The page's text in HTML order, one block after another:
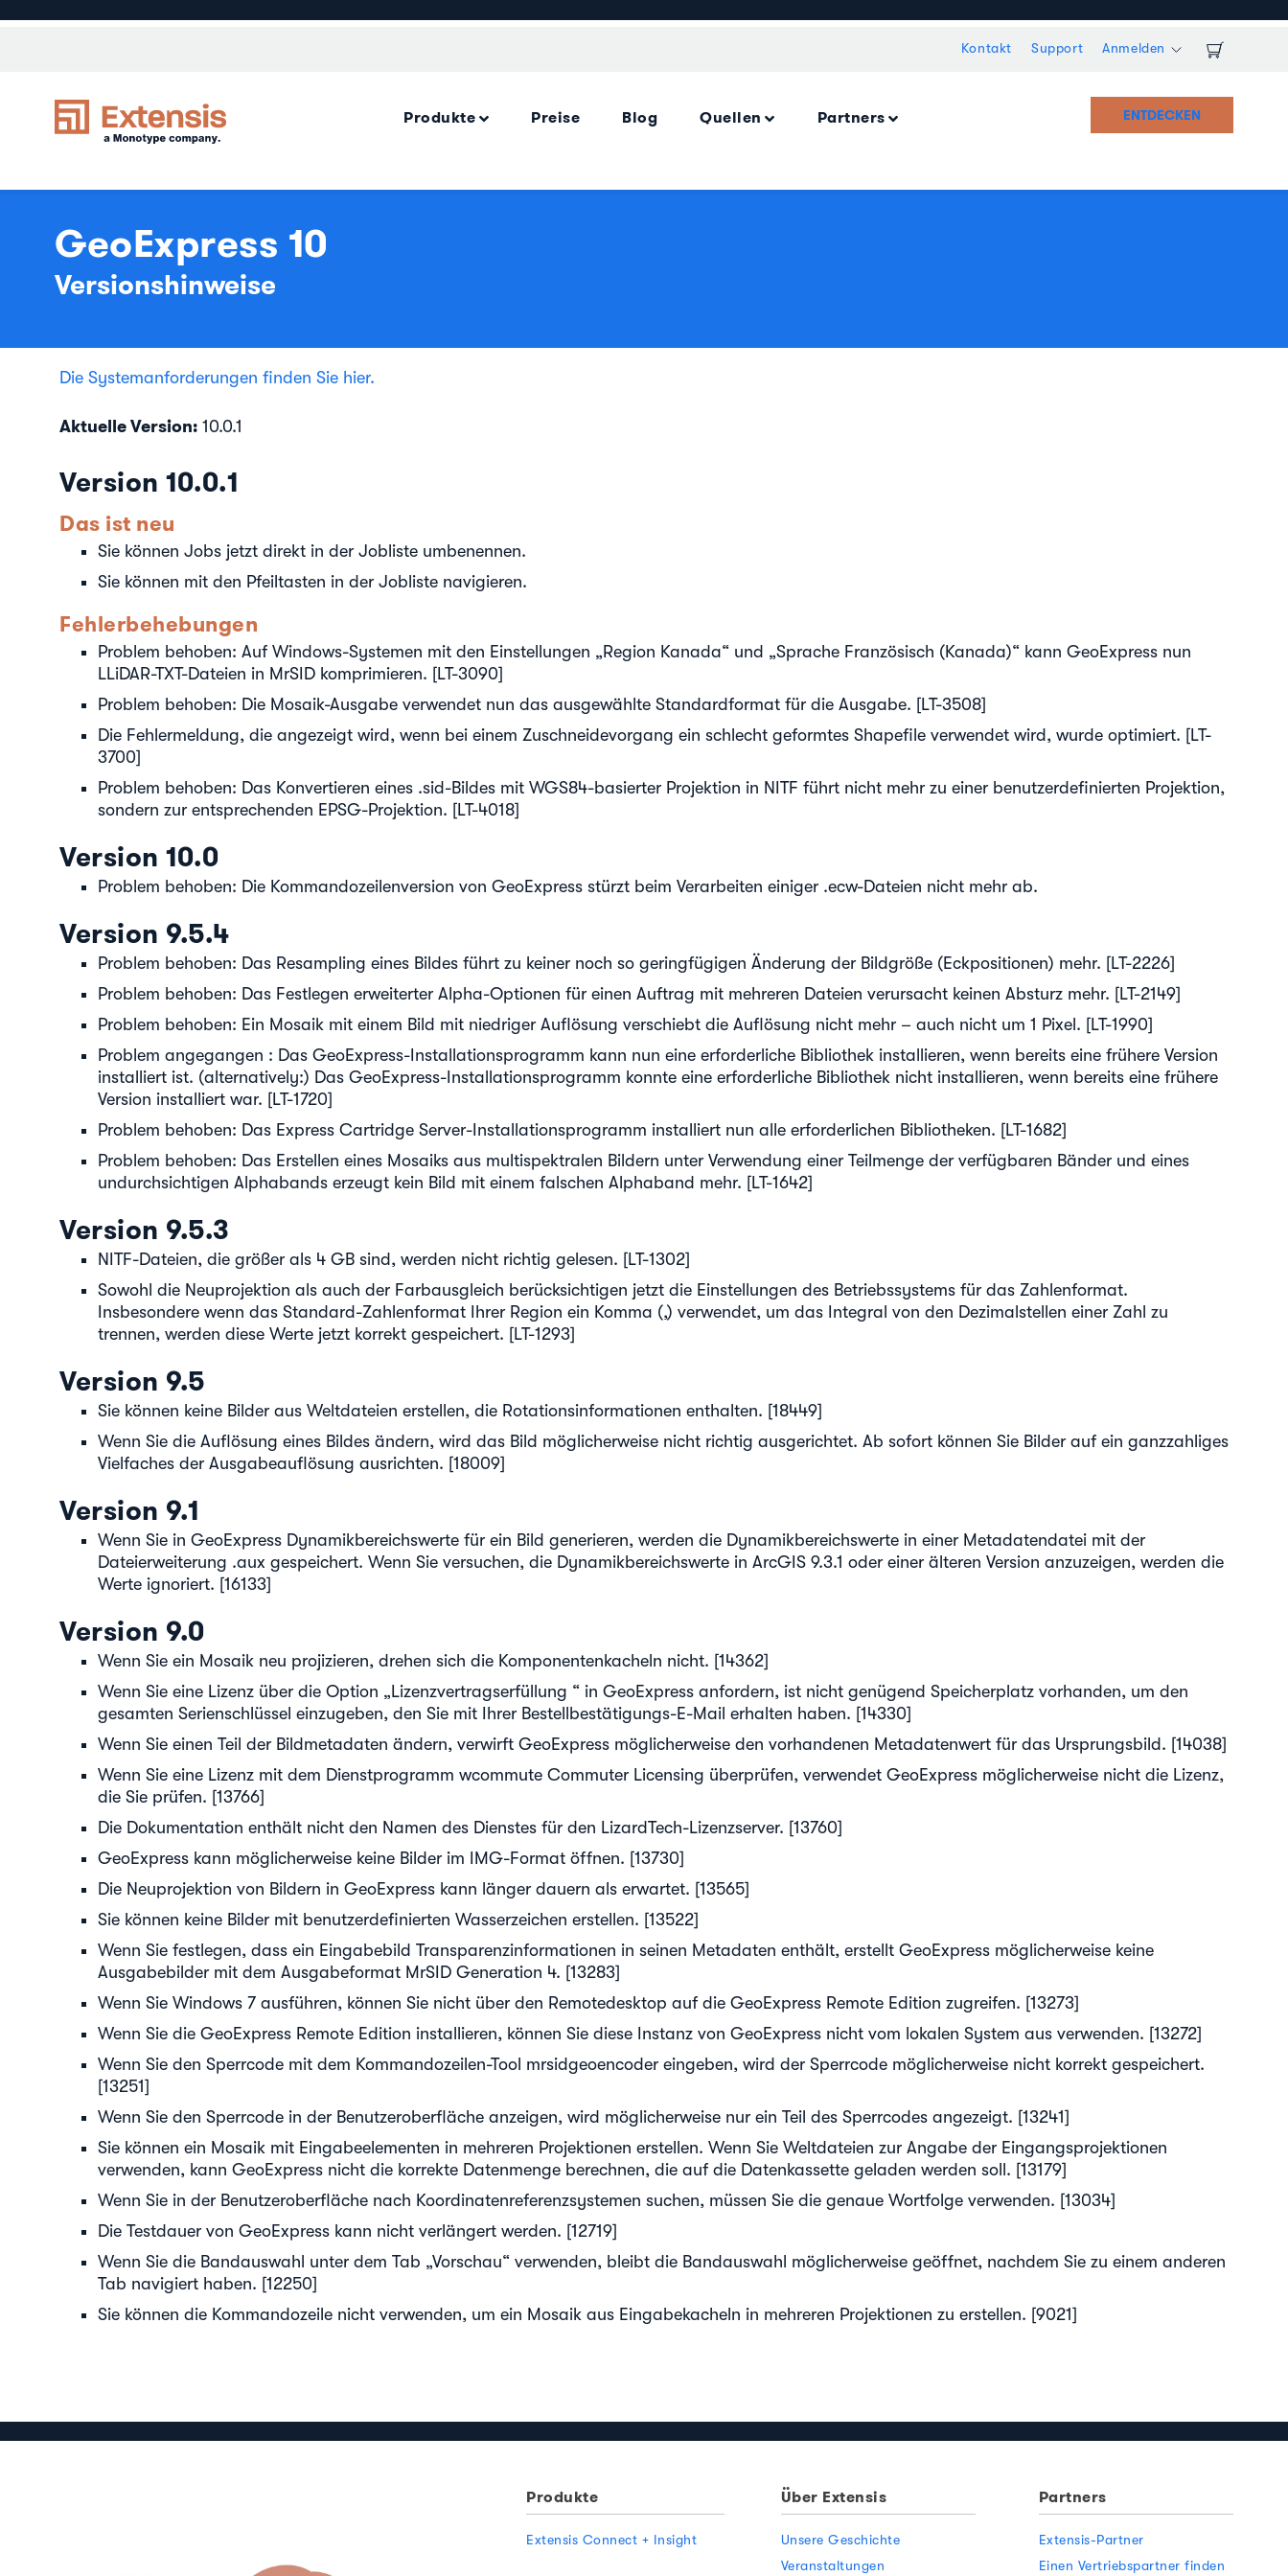
Kontakt Support Anmelden
Produkte Preise Blog Quellen Partners ENTDECKEN
GeoExpress 10
Versionshinweise
Die Systemanforderungen finden Sie hier.
Aktuelle Version: 10.0.1
Version 10.0.1
Das ist neu
Sie können Jobs jetzt direkt in der Jobliste umbenennen.
Sie können mit den Pfeiltasten in der Jobliste navigieren.
Fehlerbehebungen
Problem behoben: Auf Windows-Systemen mit den Einstellungen „Region Kanada“ und „Sprache Französisch (Kanada)“ kann GeoExpress nun
LLiDAR-TXT-Dateien in MrSID komprimieren. [LT-3090]
Problem behoben: Die Mosaik-Ausgabe verwendet nun das ausgewählte Standardformat für die Ausgabe. [LT-3508]
Die Fehlermeldung, die angezeigt wird, wenn bei einem Zuschneidevorgang ein schlecht geformtes Shapefile verwendet wird, wurde optimiert. [LT-
3700]
Problem behoben: Das Konvertieren eines .sid-Bildes mit WGS84-basierter Projektion in NITF führt nicht mehr zu einer benutzerdefinierten Projektion,
sondern zur entsprechenden EPSG-Projektion. [LT-4018]
Version 10.0
Problem behoben: Die Kommandozeilenversion von GeoExpress stürzt beim Verarbeiten einiger .ecw-Dateien nicht mehr ab.
Version 9.5.4
Problem behoben: Das Resampling eines Bildes führt zu keiner noch so geringfügigen Änderung der Bildgröße (Eckpositionen) mehr. [LT-2226]
Problem behoben: Das Festlegen erweiterter Alpha-Optionen für einen Auftrag mit mehreren Dateien verursacht keinen Absturz mehr. [LT-2149]
Problem behoben: Ein Mosaik mit einem Bild mit niedriger Auflösung verschiebt die Auflösung nicht mehr – auch nicht um 1 Pixel. [LT-1990]
Problem angegangen : Das GeoExpress-Installationsprogramm kann nun eine erforderliche Bibliothek installieren, wenn bereits eine frühere Version
installiert ist. (alternatively:) Das GeoExpress-Installationsprogramm konnte eine erforderliche Bibliothek nicht installieren, wenn bereits eine frühere
Version installiert war. [LT-1720]
Problem behoben: Das Express Cartridge Server-Installationsprogramm installiert nun alle erforderlichen Bibliotheken. [LT-1682]
Problem behoben: Das Erstellen eines Mosaiks aus multispektralen Bildern unter Verwendung einer Teilmenge der verfügbaren Bänder und eines
undurchsichtigen Alphabands erzeugt kein Bild mit einem falschen Alphaband mehr. [LT-1642]
Version 9.5.3
NITF-Dateien, die größer als 4 GB sind, werden nicht richtig gelesen. [LT-1302]
Sowohl die Neuprojektion als auch der Farbausgleich berücksichtigen jetzt die Einstellungen des Betriebssystems für das Zahlenformat.
Insbesondere wenn das Standard-Zahlenformat Ihrer Region ein Komma (,) verwendet, um das Integral von den Dezimalstellen einer Zahl zu
trennen, werden diese Werte jetzt korrekt gespeichert. [LT-1293]
Version 9.5
Sie können keine Bilder aus Weltdateien erstellen, die Rotationsinformationen enthalten. [18449]
Wenn Sie die Auflösung eines Bildes ändern, wird das Bild möglicherweise nicht richtig ausgerichtet. Ab sofort können Sie Bilder auf ein ganzzahliges
Vielfaches der Ausgabeauflösung ausrichten. [18009]
Version 9.1
Wenn Sie in GeoExpress Dynamikbereichswerte für ein Bild generieren, werden die Dynamikbereichswerte in einer Metadatendatei mit der
Dateierweiterung .aux gespeichert. Wenn Sie versuchen, die Dynamikbereichswerte in ArcGIS 9.3.1 oder einer älteren Version anzuzeigen, werden die
Werte ignoriert. [16133]
Version 9.0
Wenn Sie ein Mosaik neu projizieren, drehen sich die Komponentenkacheln nicht. [14362]
Wenn Sie eine Lizenz über die Option „Lizenzvertragserfüllung “ in GeoExpress anfordern, ist nicht genügend Speicherplatz vorhanden, um den
gesamten Serienschlüssel einzugeben, den Sie mit Ihrer Bestellbestätigungs-E-Mail erhalten haben. [14330]
Wenn Sie einen Teil der Bildmetadaten ändern, verwirft GeoExpress möglicherweise den vorhandenen Metadatenwert für das Ursprungsbild. [14038]
Wenn Sie eine Lizenz mit dem Dienstprogramm wcommute Commuter Licensing überprüfen, verwendet GeoExpress möglicherweise nicht die Lizenz,
die Sie prüfen. [13766]
Die Dokumentation enthält nicht den Namen des Dienstes für den LizardTech-Lizenzserver. [13760]
GeoExpress kann möglicherweise keine Bilder im IMG-Format öffnen. [13730]
Die Neuprojektion von Bildern in GeoExpress kann länger dauern als erwartet. [13565]
Sie können keine Bilder mit benutzerdefinierten Wasserzeichen erstellen. [13522]
Wenn Sie festlegen, dass ein Eingabebild Transparenzinformationen in seinen Metadaten enthält, erstellt GeoExpress möglicherweise keine
Ausgabebilder mit dem Ausgabeformat MrSID Generation 4. [13283]
Wenn Sie Windows 7 ausführen, können Sie nicht über den Remotedesktop auf die GeoExpress Remote Edition zugreifen. [13273]
Wenn Sie die GeoExpress Remote Edition installieren, können Sie diese Instanz von GeoExpress nicht vom lokalen System aus verwenden. [13272]
Wenn Sie den Sperrcode mit dem Kommandozeilen-Tool mrsidgeoencoder eingeben, wird der Sperrcode möglicherweise nicht korrekt gespeichert.
[13251]
Wenn Sie den Sperrcode in der Benutzeroberfläche anzeigen, wird möglicherweise nur ein Teil des Sperrcodes angezeigt. [13241]
Sie können ein Mosaik mit Eingabeelementen in mehreren Projektionen erstellen. Wenn Sie Weltdateien zur Angabe der Eingangsprojektionen
verwenden, kann GeoExpress nicht die korrekte Datenmenge berechnen, die auf die Datenkassette geladen werden soll. [13179]
Wenn Sie in der Benutzeroberfläche nach Koordinatenreferenzsystemen suchen, müssen Sie die genaue Wortfolge verwenden. [13034]
Die Testdauer von GeoExpress kann nicht verlängert werden. [12719]
Wenn Sie die Bandauswahl unter dem Tab „Vorschau“ verwenden, bleibt die Bandauswahl möglicherweise geöffnet, nachdem Sie zu einem anderen
Tab navigiert haben. [12250]
Sie können die Kommandozeile nicht verwenden, um ein Mosaik aus Eingabekacheln in mehreren Projektionen zu erstellen. [9021]
Produkte
Extensis Connect + Insight
Über Extensis
Unsere Geschichte
Veranstaltungen
Partners
Extensis-Partner
Einen Vertriebspartner finden